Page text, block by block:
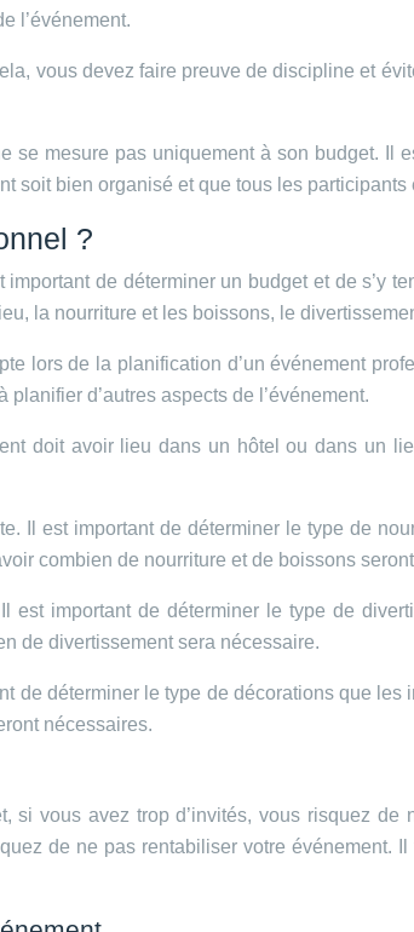
l’événement.
vous devez faire preuve de discipline et
se mesure pas uniquement à son budget. Il
soit bien organisé et que tous les participants
?
de déterminer un budget et de s’y
la nourriture et les boissons, le
lors de la planification d’un événement
d’autres aspects de l’événement.
doit avoir lieu dans un hôtel ou dans un
Il est important de déterminer le type de
combien de nourriture et de boissons
est important de déterminer le type de
de divertissement sera nécessaire.
de déterminer le type de décorations que
nécessaires.
si vous avez trop d’invités, vous risquez
de ne pas rentabiliser votre événement.